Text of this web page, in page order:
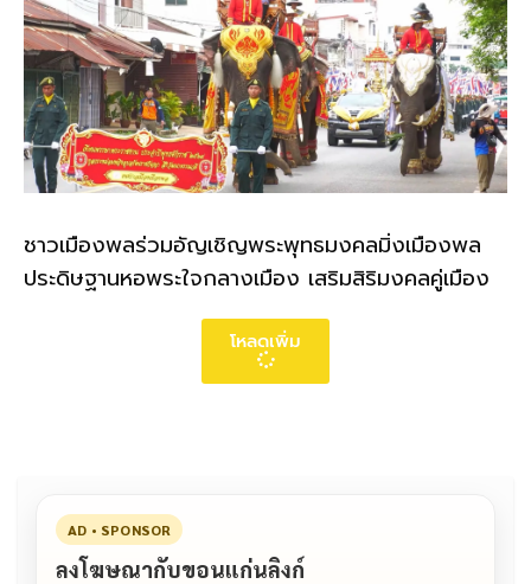
ชาวเมืองพลร่วมอัญเชิญพระพุทธมงคลมิ่งเมืองพล
ประดิษฐานหอพระใจกลางเมือง เสริมสิริมงคลคู่เมือง
โหลดเพิ่ม
AD • SPONSOR
ลงโฆษณากับขอนแก่นลิงก์